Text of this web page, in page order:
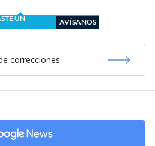
UN
AVÍSANOS
correcciones